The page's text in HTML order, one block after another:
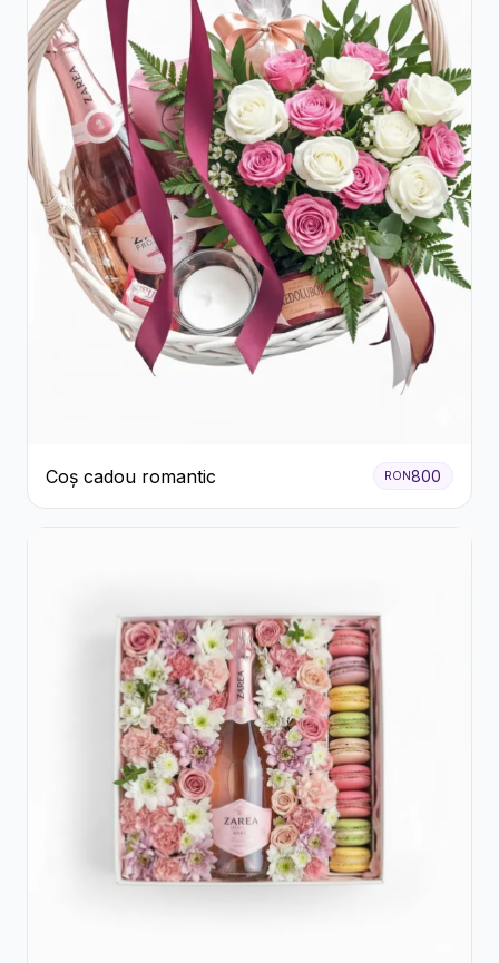
Coș cadou romantic RON800